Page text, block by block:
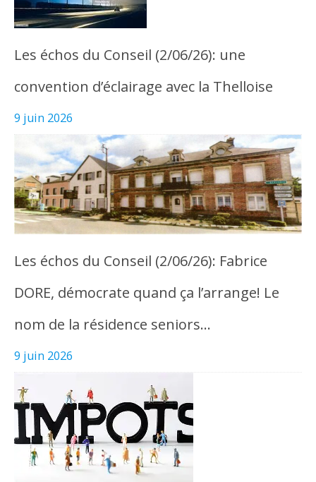
Les échos du Conseil (2/06/26): une
convention d’éclairage avec la Thelloise
9 juin 2026
Les échos du Conseil (2/06/26): Fabrice
DORE, démocrate quand ça l’arrange! Le
nom de la résidence seniors…
9 juin 2026